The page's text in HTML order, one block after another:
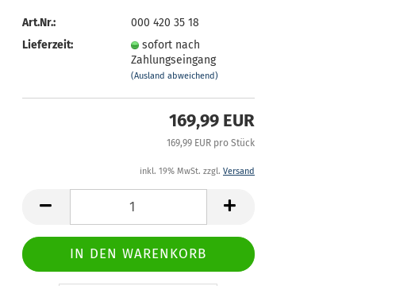
Art.Nr.:
000 420 35 18
Lieferzeit:
sofort nach
Zahlungseingang
(Ausland abweichend)
169,99 EUR
169,99 EUR pro Stück
inkl. 19% MwSt. zzgl. Versand